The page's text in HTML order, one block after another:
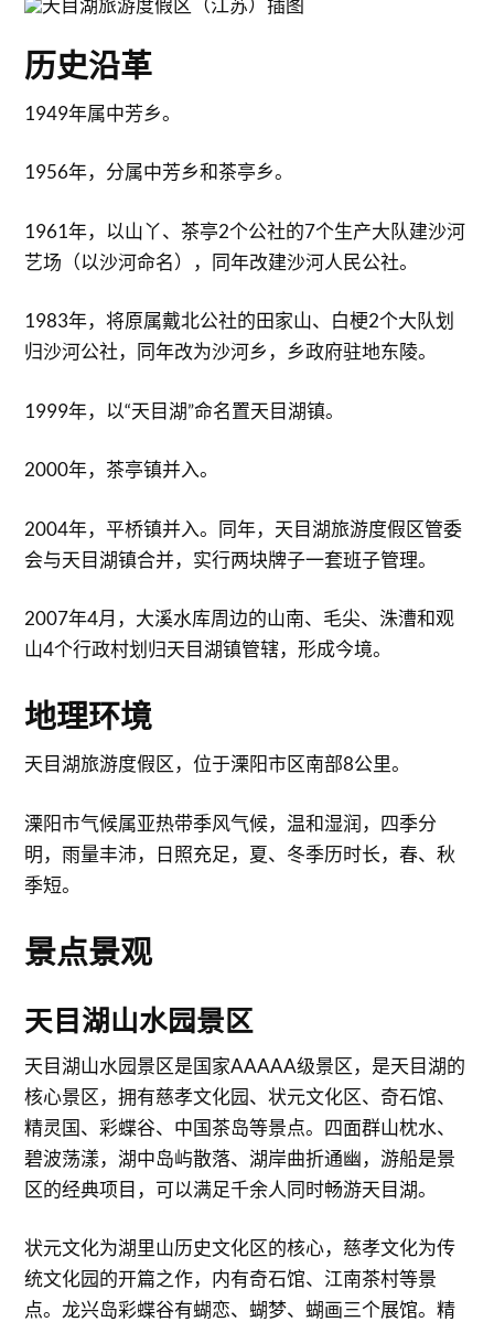
历史沿革
1949年属中芳乡。
1956年，分属中芳乡和茶亭乡。
1961年，以山丫、茶亭2个公社的7个生产大队建沙河
艺场（以沙河命名），同年改建沙河人民公社。
1983年，将原属戴北公社的田家山、白梗2个大队划
归沙河公社，同年改为沙河乡，乡政府驻地东陵。
1999年，以“天目湖”命名置天目湖镇。
2000年，茶亭镇并入。
2004年，平桥镇并入。同年，天目湖旅游度假区管委
会与天目湖镇合并，实行两块牌子一套班子管理。
2007年4月，大溪水库周边的山南、毛尖、洙漕和观
山4个行政村划归天目湖镇管辖，形成今境。
地理环境
天目湖旅游度假区，位于溧阳市区南部8公里。
溧阳市气候属亚热带季风气候，温和湿润，四季分
明，雨量丰沛，日照充足，夏、冬季历时长，春、秋
季短。
景点景观
天目湖山水园景区
天目湖山水园景区是国家AAAAA级景区，是天目湖的
核心景区，拥有慈孝文化园、状元文化区、奇石馆、
精灵国、彩蝶谷、中国茶岛等景点。四面群山枕水、
碧波荡漾，湖中岛屿散落、湖岸曲折通幽，游船是景
区的经典项目，可以满足千余人同时畅游天目湖。
状元文化为湖里山历史文化区的核心，慈孝文化为传
统文化园的开篇之作，内有奇石馆、江南茶村等景
点。龙兴岛彩蝶谷有蝴恋、蝴梦、蝴画三个展馆。精